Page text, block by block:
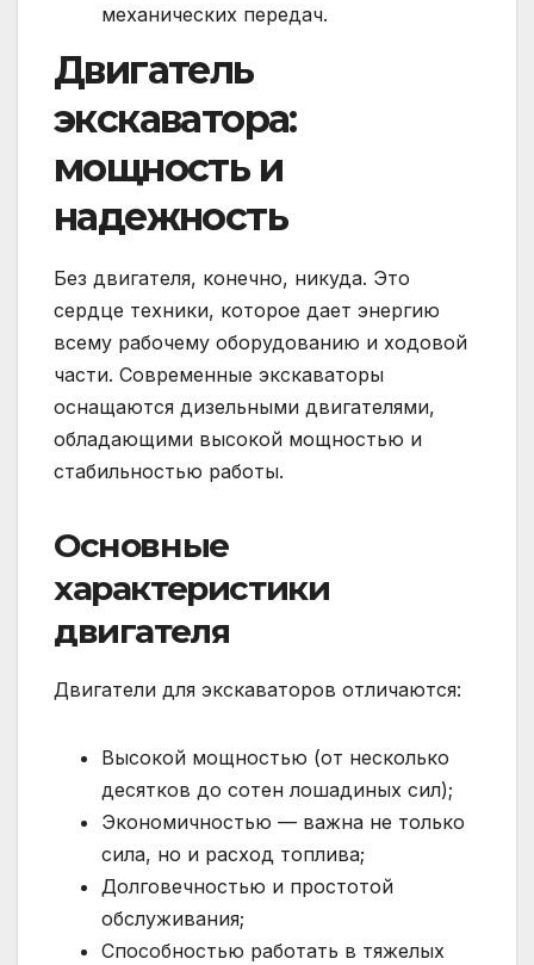
механических передач.
Двигатель
экскаватора:
мощность и
надежность
Без двигателя, конечно, никуда. Это
сердце техники, которое дает энергию
всему рабочему оборудованию и ходовой
части. Современные экскаваторы
оснащаются дизельными двигателями,
обладающими высокой мощностью и
стабильностью работы.
Основные
характеристики
двигателя
Двигатели для экскаваторов отличаются:
Высокой мощностью (от несколько
десятков до сотен лошадиных сил);
Экономичностью — важна не только
сила, но и расход топлива;
Долговечностью и простотой
обслуживания;
Способностью работать в тяжелых